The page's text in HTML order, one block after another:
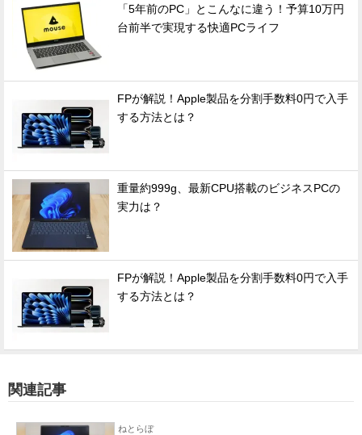
「5年前のPC」とこんなに違う！予算10万円
台前半で実現する快適PCライフ
FPが解説！Apple製品を分割手数料0円で入手
する方法とは？
重量約999g、最新CPU搭載のビジネスPCの
実力は？
FPが解説！Apple製品を分割手数料0円で入手
する方法とは？
関連記事
ねとらぼ